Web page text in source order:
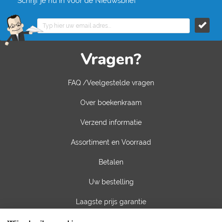
Vragen?
FAQ /Veelgestelde vragen
Over boekenkraam
Verzend informatie
Assortiment en Voorraad
Betalen
Uw bestelling
Laagste prijs garantie